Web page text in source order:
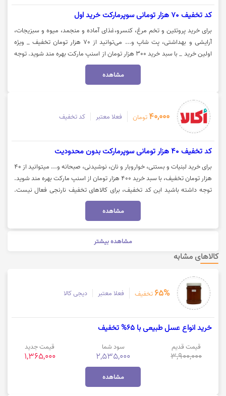
کد تخفیف 70 هزار تومانی سوپرمارکت خرید اول
برای خرید پروتئین و تخم مرغ، کنسرو،غذای آماده و منجمد، میوه و سبزیجات،
آرایشی و بهداشتی، پت شاپ و... می‌توانید از 70 هزار تومان تخفیف _ ویژه
اولین خرید _ با سبد خرید 300 هزار تومان از اسنپ مارکت بهره مند شوید. توجه
داشته باشید این کد تخفیف، برای کالاهای تخفیف نارنجی فعال نیست. جهت
استفاده از کد تخفیف اسنپ مارکت، روی گزینه "خرید کنید" کلیک نمایید.
مشاهده
40,000 تومان فعلا معتبر کد تخفیف
کد تخفیف 40 هزار تومانی سوپرمارکت بدون محدودیت
برای خرید لبنیات و بستنی، خواروبار و نان، نوشیدنی، صبحانه و... میتوانید از 40
هزار تومان تخفیف، با سبد خرید 400 هزار تومان از اسنپ مارکت بهره مند شوید.
توجه داشته باشید این کد تخفیف، برای کالاهای تخفیف نارنجی فعال نیست.
جهت استفاده از کد تخفیف اسنپ مارکت، روی گزینه "خرید کنید" کلیک نمایید.
مشاهده
مشاهده بیشتر
کالاهای مشابه
65% تخفیف فعلا معتبر دیجی کالا
خرید انواع عسل طبیعی با 65% تخفیف
قیمت قدیم
3,900,000
سود شما
2,535,000
قیمت جدید
1,365,000
مشاهده